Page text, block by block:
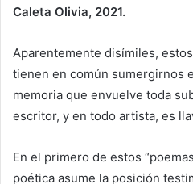
Caleta Olivia, 2021.
Aparentemente disímiles, estos
tienen en común sumergirnos
memoria que envuelve toda
escritor, y en todo artista, es
En el primero de estos
poética asume la posición